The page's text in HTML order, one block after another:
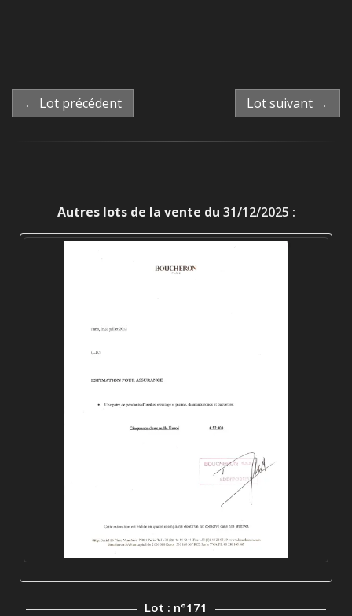
← Lot précédent Lot suivant →
Autres lots de la vente du 31/12/2025 :
Lot : n°171